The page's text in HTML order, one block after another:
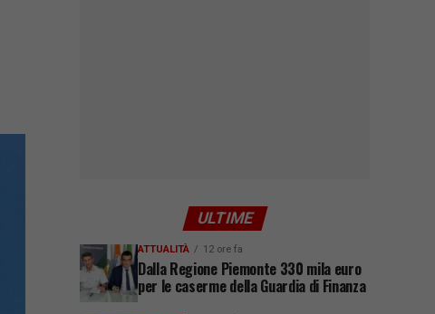
ULTIME
ATTUALITÀ 12 ore fa
Dalla Regione Piemonte 330 mila euro
per le caserme della Guardia di Finanza